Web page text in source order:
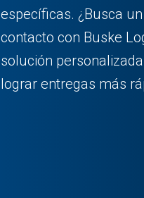
específicas. ¿Busca
contacto con Buske
solución
lograr entregas más